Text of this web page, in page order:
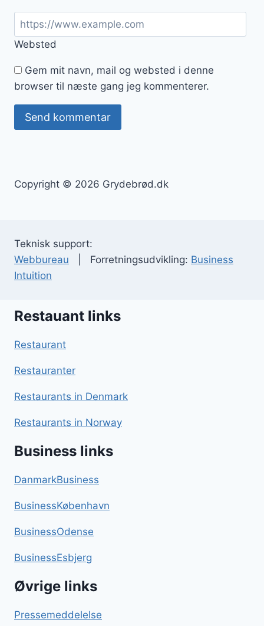
Websted
Gem mit navn, mail og websted i denne
browser til næste gang jeg kommenterer.
Copyright © 2026 Grydebrød.dk
Teknisk support:
Webbureau | Forretningsudvikling: Business
Intuition
Restauant links
Restaurant
Restauranter
Restaurants in Denmark
Restaurants in Norway
Business links
DanmarkBusiness
BusinessKøbenhavn
BusinessOdense
BusinessEsbjerg
Øvrige links
Pressemeddelelse